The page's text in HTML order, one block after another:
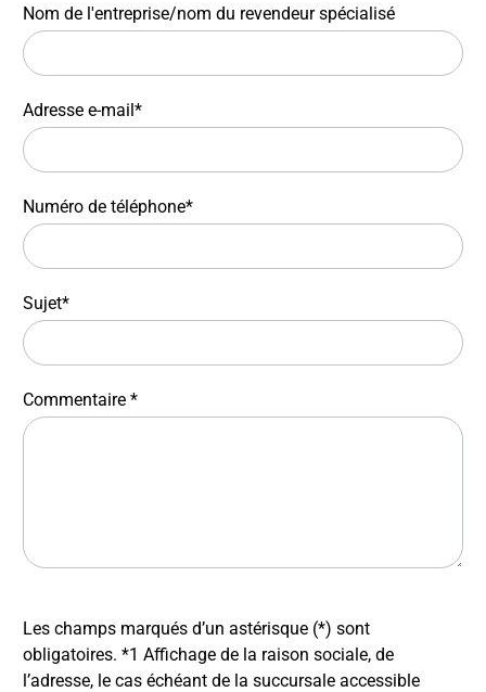
Nom de l'entreprise/nom du revendeur spécialisé
Adresse e-mail*
Numéro de téléphone*
Sujet*
Commentaire *
Les champs marqués d’un astérisque (*) sont
obligatoires. *1 Affichage de la raison sociale, de
l’adresse, le cas échéant de la succursale accessible